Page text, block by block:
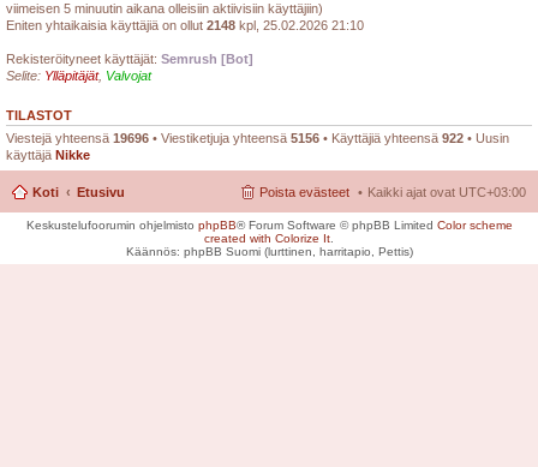
viimeisen 5 minuutin aikana olleisiin aktiivisiin käyttäjiin)
Eniten yhtaikaisia käyttäjiä on ollut 2148 kpl, 25.02.2026 21:10
Rekisteröityneet käyttäjät: Semrush [Bot]
Selite: Ylläpitäjät, Valvojat
TILASTOT
Viestejä yhteensä 19696 • Viestiketjuja yhteensä 5156 • Käyttäjiä yhteensä 922 • Uusin
käyttäjä Nikke
Koti Etusivu Kaikki ajat ovat UTC+03:00
Poista evästeet
Keskustelufoorumin ohjelmisto phpBB® Forum Software © phpBB Limited Color scheme
created with Colorize It
Käännös: phpBB Suomi (lurttinen, harritapio, Pettis)